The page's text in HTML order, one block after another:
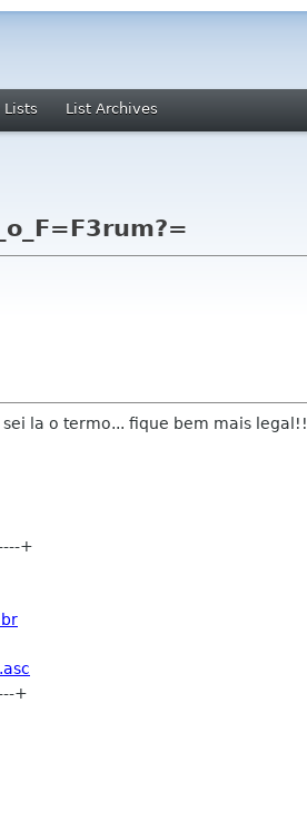
Lists List Archives
la o termo... fique bem mais legal!!
+
+